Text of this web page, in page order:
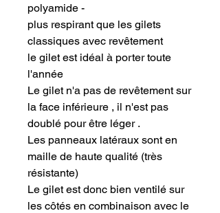
polyamide -
plus respirant que les gilets
classiques avec revêtement
le gilet est idéal à porter toute
l'année
Le gilet n'a pas de revêtement sur
la face inférieure , il n'est pas
doublé pour être léger .
Les panneaux latéraux sont en
maille de haute qualité (très
résistante)
Le gilet est donc bien ventilé sur
les côtés en combinaison avec le